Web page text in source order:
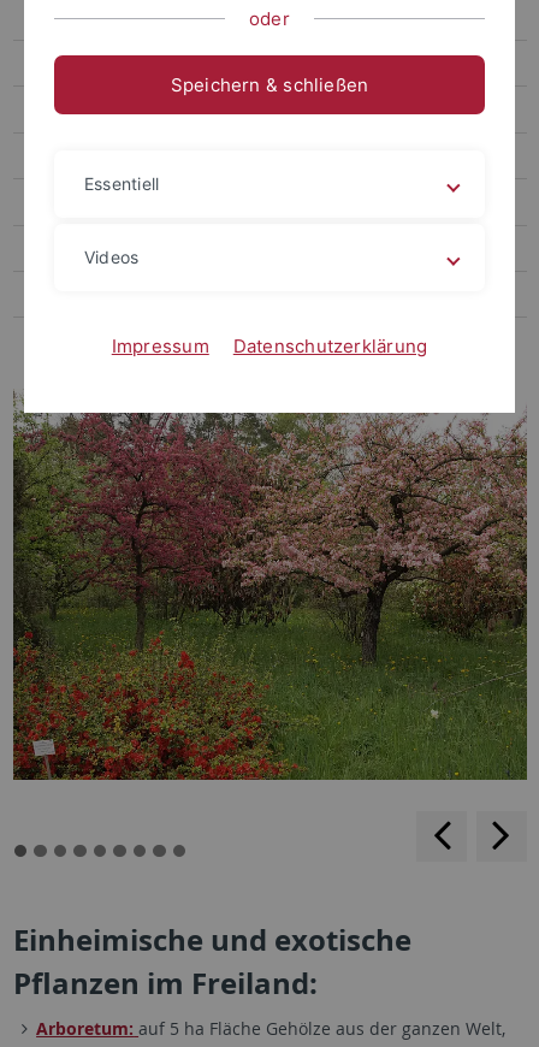
Karnivore Pflanzen
Grüne Werkstatt
Highlight des Monats
blättern
Einheimische und exotische
Pflanzen im Freiland:
Arboretum: auf 5 ha Fläche Gehölze aus der ganzen Welt,
oder
Speichern & schließen
Essentiell
Videos
Impressum Datenschutzerklärung